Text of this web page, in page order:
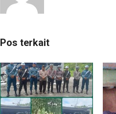
Pos terkait